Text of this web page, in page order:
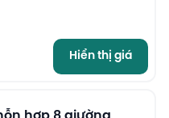
Hiển thị giá
13